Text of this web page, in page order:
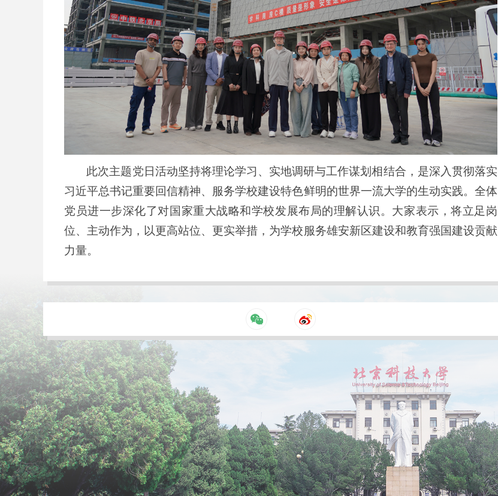
此次主题党日活动坚持将理论学习、实地调研与工作谋划相结合，是深入贯彻落实
习近平总书记重要回信精神、服务学校建设特色鲜明的世界一流大学的生动实践。全体
党员进一步深化了对国家重大战略和学校发展布局的理解认识。大家表示，将立足岗
位、主动作为，以更高站位、更实举措，为学校服务雄安新区建设和教育强国建设贡献
力量。